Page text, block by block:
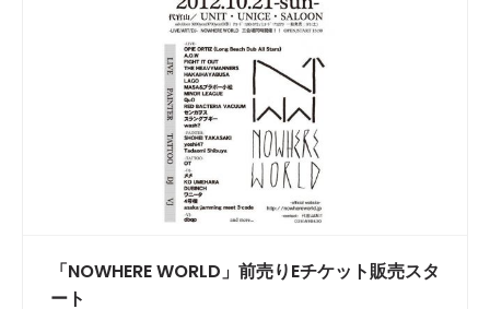
「NOWHERE WORLD」前売りEチケット販売スタ
ート